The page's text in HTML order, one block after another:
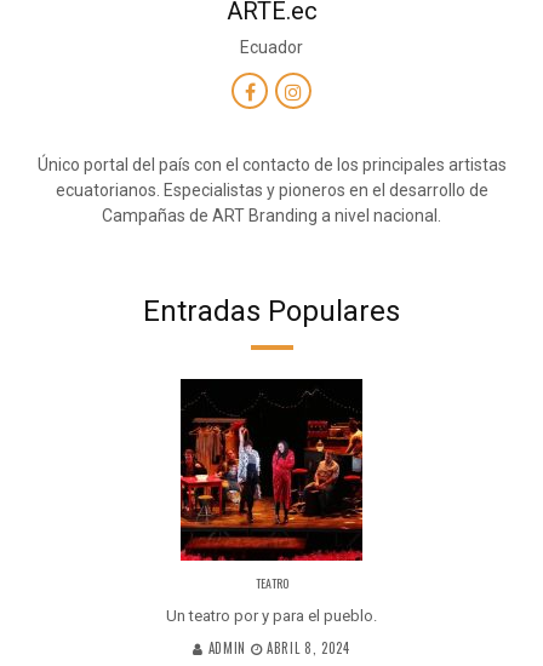
ARTE.ec
Ecuador
Único portal del país con el contacto de los principales artistas
ecuatorianos. Especialistas y pioneros en el desarrollo de
Campañas de ART Branding a nivel nacional.
Entradas Populares
TEATRO
Un teatro por y para el pueblo.
ADMIN ABRIL 8, 2024